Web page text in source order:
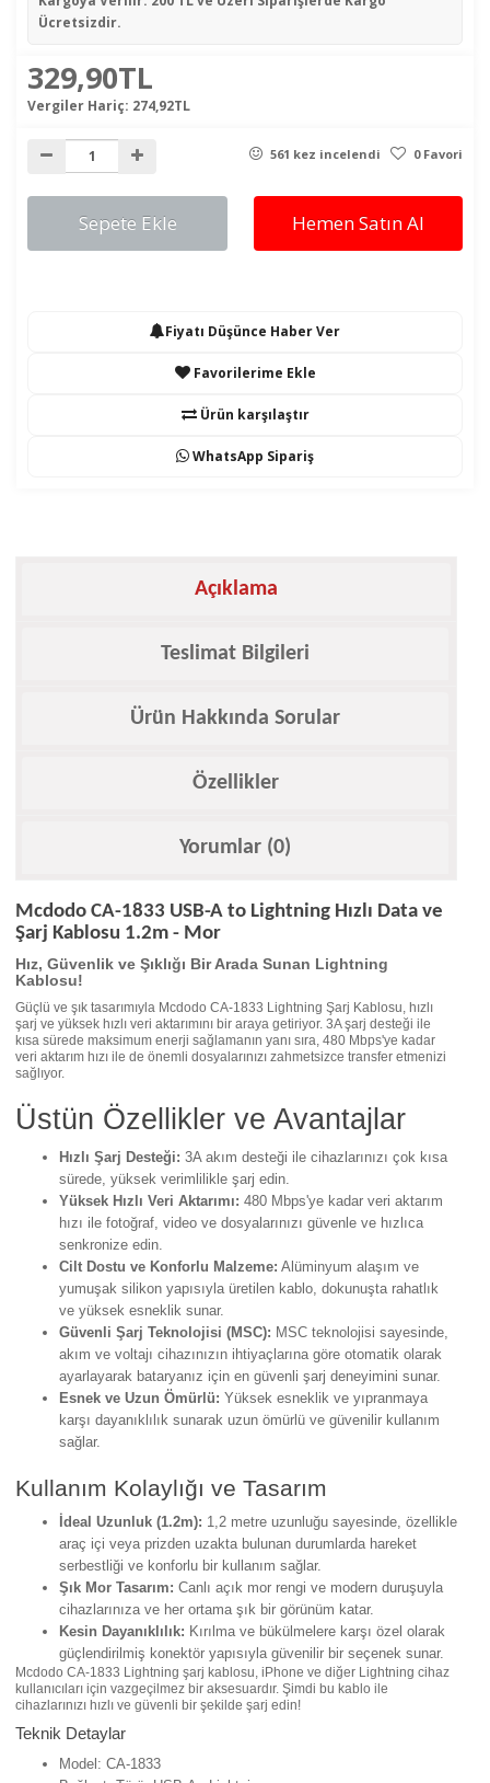
Ücretsizdir.
329,90TL
Vergiler Hariç: 274,92TL
561 kez incelendi 0 Favori
Sepete Ekle Hemen Satın Al
Fiyatı Düşünce Haber Ver
Favorilerime Ekle
Ürün karşılaştır
WhatsApp Sipariş
Açıklama
Teslimat Bilgileri
Ürün Hakkında Sorular
Özellikler
Yorumlar (0)
Mcdodo CA-1833 USB-A to Lightning Hızlı Data ve
Şarj Kablosu 1.2m - Mor
Hız, Güvenlik ve Şıklığı Bir Arada Sunan Lightning
Kablosu!
Güçlü ve şık tasarımıyla Mcdodo CA-1833 Lightning Şarj Kablosu, hızlı
şarj ve yüksek hızlı veri aktarımını bir araya getiriyor. 3A şarj desteği ile
kısa sürede maksimum enerji sağlamanın yanı sıra, 480 Mbps'ye kadar
veri aktarım hızı ile de önemli dosyalarınızı zahmetsizce transfer etmenizi
sağlıyor.
Üstün Özellikler ve Avantajlar
Hızlı Şarj Desteği: 3A akım desteği ile cihazlarınızı çok kısa
sürede, yüksek verimlilikle şarj edin.
Yüksek Hızlı Veri Aktarımı: 480 Mbps'ye kadar veri aktarım
hızı ile fotoğraf, video ve dosyalarınızı güvenle ve hızlıca
senkronize edin.
Cilt Dostu ve Konforlu Malzeme: Alüminyum alaşım ve
yumuşak silikon yapısıyla üretilen kablo, dokunuşta rahatlık
ve yüksek esneklik sunar.
Güvenli Şarj Teknolojisi (MSC): MSC teknolojisi sayesinde,
akım ve voltajı cihazınızın ihtiyaçlarına göre otomatik olarak
ayarlayarak bataryanız için en güvenli şarj deneyimini sunar.
Esnek ve Uzun Ömürlü: Yüksek esneklik ve yıpranmaya
karşı dayanıklılık sunarak uzun ömürlü ve güvenilir kullanım
sağlar.
Kullanım Kolaylığı ve Tasarım
İdeal Uzunluk (1.2m): 1,2 metre uzunluğu sayesinde, özellikle
araç içi veya prizden uzakta bulunan durumlarda hareket
serbestliği ve konforlu bir kullanım sağlar.
Şık Mor Tasarım: Canlı açık mor rengi ve modern duruşuyla
cihazlarınıza ve her ortama şık bir görünüm katar.
Kesin Dayanıklılık: Kırılma ve bükülmelere karşı özel olarak
güçlendirilmiş konektör yapısıyla güvenilir bir seçenek sunar.
Mcdodo CA-1833 Lightning şarj kablosu, iPhone ve diğer Lightning cihaz
kullanıcıları için vazgeçilmez bir aksesuardır. Şimdi bu kablo ile
cihazlarınızı hızlı ve güvenli bir şekilde şarj edin!
Teknik Detaylar
Model: CA-1833